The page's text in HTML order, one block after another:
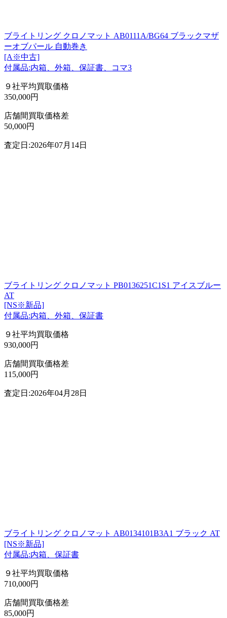
ブライトリング クロノマット AB0111A/BG64 ブラックマザ
ーオブパール 自動巻き
[A※中古]
付属品:内箱、外箱、保証書、コマ3
９社平均買取価格
350,000円
店舗間買取価格差
50,000円
査定日:2026年07月14日
ブライトリング クロノマット PB0136251C1S1 アイスブルー
AT
[NS※新品]
付属品:内箱、外箱、保証書
９社平均買取価格
930,000円
店舗間買取価格差
115,000円
査定日:2026年04月28日
ブライトリング クロノマット AB0134101B3A1 ブラック AT
[NS※新品]
付属品:内箱、保証書
９社平均買取価格
710,000円
店舗間買取価格差
85,000円